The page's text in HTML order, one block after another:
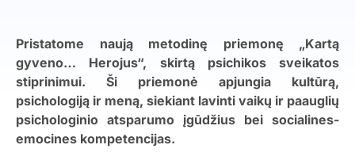
Pristatome naują metodinę priemonę „Kartą
gyveno… Herojus“, skirtą psichikos sveikatos
stiprinimui. Ši priemonė apjungia kultūrą,
psichologiją ir meną, siekiant lavinti vaikų ir paauglių
psichologinio atsparumo įgūdžius bei socialines-
emocines kompetencijas.